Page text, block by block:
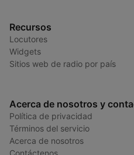
Recursos
Locutores
Widgets
Sitios web de radio por país
Acerca de nosotros y
Política de privacidad
Términos del servicio
Acerca de nosotros
Contáctenos